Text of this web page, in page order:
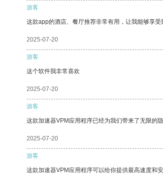
游客
这款app的酒店、餐厅推荐非常有用，让我能够享受
2025-07-20
游客
这个软件我非常喜欢
2025-07-20
游客
这款加速器VPM应用程序已经为我们带来了无限的隐
2025-07-20
游客
这款加速器VPM应用程序可以给你提供最高速度和